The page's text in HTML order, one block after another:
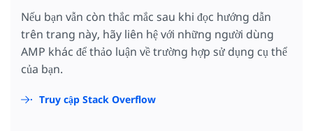
Nếu bạn vẫn còn thắc mắc sau khi đọc hướng dẫn
trên trang này, hãy liên hệ với những người dùng
AMP khác để thảo luận về trường hợp sử dụng cụ thể
của bạn.
Truy cập Stack Overflow